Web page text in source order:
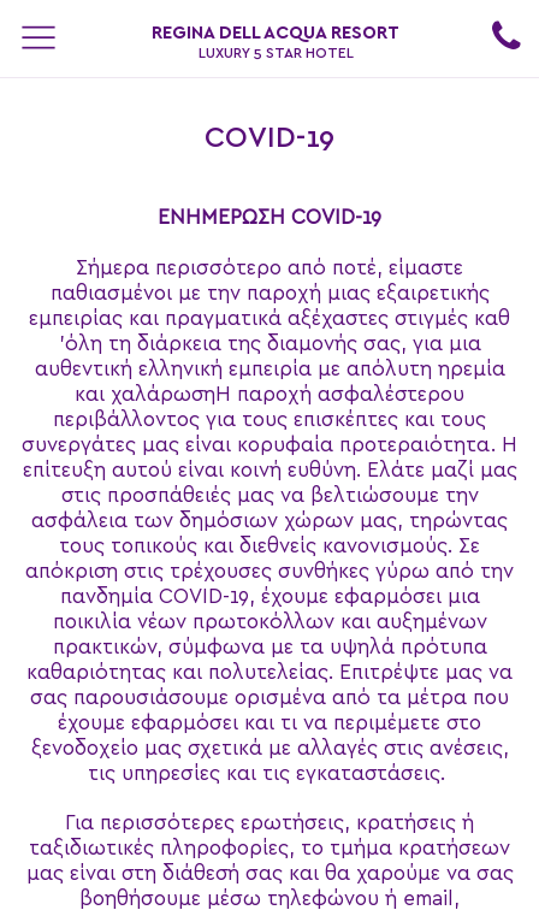
REGINA DELL ACQUA RESORT
LUXURY 5 STAR HOTEL
COVID-19
ΕΝΗΜΕΡΩΣΗ COVID-19
Σήμερα περισσότερο από ποτέ, είμαστε
παθιασμένοι με την παροχή μιας εξαιρετικής
εμπειρίας και πραγματικά αξέχαστες στιγμές καθ
'όλη τη διάρκεια της διαμονής σας, για μια
αυθεντική ελληνική εμπειρία με απόλυτη ηρεμία
και χαλάρωσηΗ παροχή ασφαλέστερου
περιβάλλοντος για τους επισκέπτες και τους
συνεργάτες μας είναι κορυφαία προτεραιότητα. Η
επίτευξη αυτού είναι κοινή ευθύνη. Ελάτε μαζί μας
στις προσπάθειές μας να βελτιώσουμε την
ασφάλεια των δημόσιων χώρων μας, τηρώντας
τους τοπικούς και διεθνείς κανονισμούς. Σε
απόκριση στις τρέχουσες συνθήκες γύρω από την
πανδημία COVID-19, έχουμε εφαρμόσει μια
ποικιλία νέων πρωτοκόλλων και αυξημένων
πρακτικών, σύμφωνα με τα υψηλά πρότυπα
καθαριότητας και πολυτελείας. Επιτρέψτε μας να
σας παρουσιάσουμε ορισμένα από τα μέτρα που
έχουμε εφαρμόσει και τι να περιμέμετε στο
ξενοδοχείο μας σχετικά με αλλαγές στις ανέσεις,
τις υπηρεσίες και τις εγκαταστάσεις.
Για περισσότερες ερωτήσεις, κρατήσεις ή
ταξιδιωτικές πληροφορίες, το τμήμα κρατήσεων
μας είναι στη διάθεσή σας και θα χαρούμε να σας
βοηθήσουμε μέσω τηλεφώνου ή email,